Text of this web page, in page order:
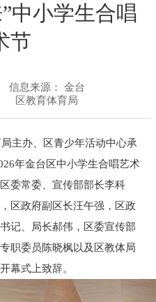
中小学生合唱
节
信息来源： 金台
区教育体育局
主办、区青少年活动中心承
年金台区中小学生合唱艺术
委常委、宣传部部长李科
区政府副区长汪午强，区政
记、局长郝伟，区委宣传部
职委员陈晓枫以及区教体局
幕式上致辞。